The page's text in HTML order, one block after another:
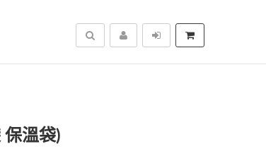
搜尋
溫袋)